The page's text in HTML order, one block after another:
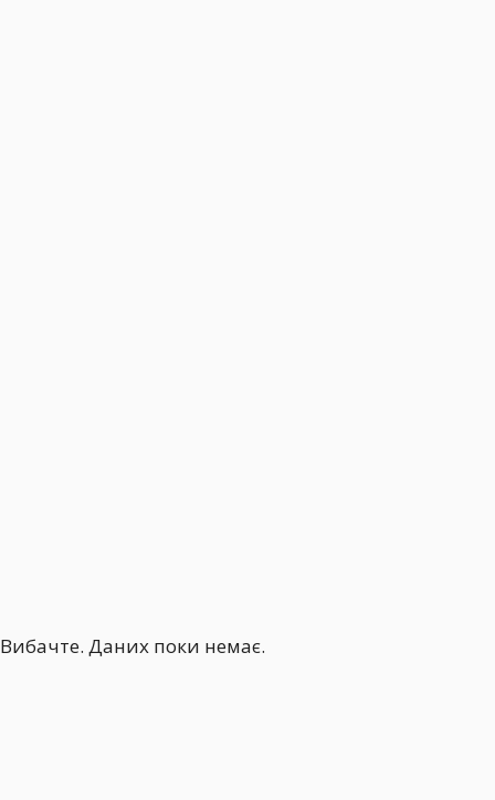
Вибачте. Даних поки немає.